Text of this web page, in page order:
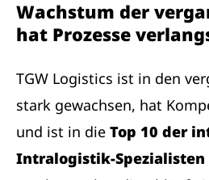
Wachstum der
hat Prozesse
TGW Logistics ist in den
stark gewachsen, hat
und ist in die Top 10 der
Intralogistik-Spezialisten